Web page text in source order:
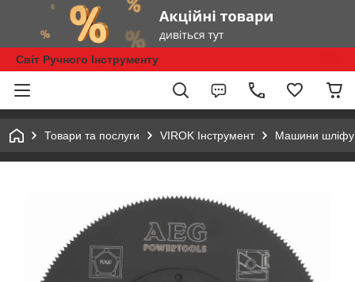
Світ Ручного Інструменту
Товари та послуги VIROK Інструмент Машини